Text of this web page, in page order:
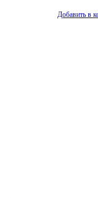
Добавить в